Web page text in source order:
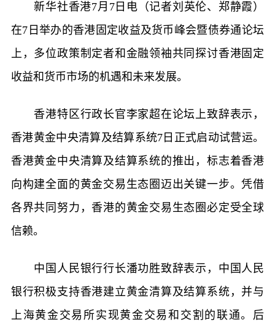
新华社香港7月7日电（记者刘英伦、郑静霞）
在7日举办的香港固定收益及货币峰会暨债券通论坛
上，多位政策制定者和金融领袖共同探讨香港固定
收益和货币市场的机遇和未来发展。
香港特区行政长官李家超在论坛上致辞表示，
香港黄金中央清算及结算系统7日正式启动试营运。
香港黄金中央清算及结算系统的推出，标志着香港
向构建全面的黄金交易生态圈迈出关键一步。凭借
各界共同努力，香港的黄金交易生态圈必定受全球
信赖。
中国人民银行行长潘功胜致辞表示，中国人民
银行积极支持香港建立黄金清算及结算系统，并与
上海黄金交易所实现黄金交易和交割的联通。后